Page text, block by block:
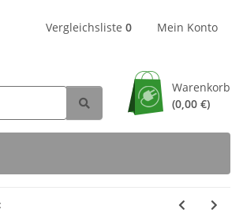
Vergleichsliste 0 Mein Konto
Warenkorb
(0,00 €)